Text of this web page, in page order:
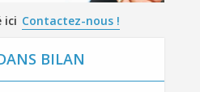
ici Contactez-nous !
BILAN